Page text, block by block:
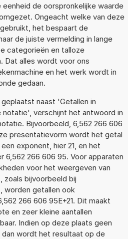
de oorspronkelijke waarde
Ongeacht welke van deze
het bespaart de
de juiste vermelding in lange
categorieën en talloze
Dat alles wordt voor ons
en het werk wordt in
gedaan.
naast 'Getallen in
verschijnt het antwoord in
Bijvoorbeeld, 6,562 266 606
presentatievorm wordt het getal
exponent, hier 21, en het
6,562 266 606 95. Voor apparaten
voor het weergeven van
zoals bijvoorbeeld bij
worden getallen ook
266 606 95E+21. Dit maakt
en zeer kleine aantallen
Indien op deze plaats geen
wordt het resultaat op de